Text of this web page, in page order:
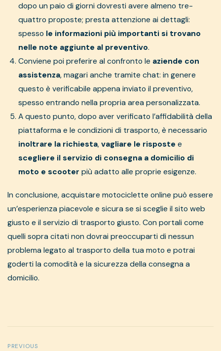
dopo un paio di giorni dovresti avere almeno tre-
quattro proposte; presta attenzione ai dettagli:
spesso le informazioni più importanti si trovano
nelle note aggiunte al preventivo.
Conviene poi preferire al confronto le aziende con
assistenza, magari anche tramite chat: in genere
questo è verificabile appena inviato il preventivo,
spesso entrando nella propria area personalizzata.
A questo punto, dopo aver verificato l’affidabilità della
piattaforma e le condizioni di trasporto, è necessario
inoltrare la richiesta,vagliare le risposte e
scegliere il servizio di consegna a domicilio di
moto e scooter più adatto alle proprie esigenze.
In conclusione, acquistare motociclette online può essere
un’esperienza piacevole e sicura se si sceglie il sito web
giusto e il servizio di trasporto giusto. Con portali come
quelli sopra citati non dovrai preoccuparti di nessun
problema legato al trasporto della tua moto e potrai
goderti la comodità e la sicurezza della consegna a
domicilio.
PREVIOUS